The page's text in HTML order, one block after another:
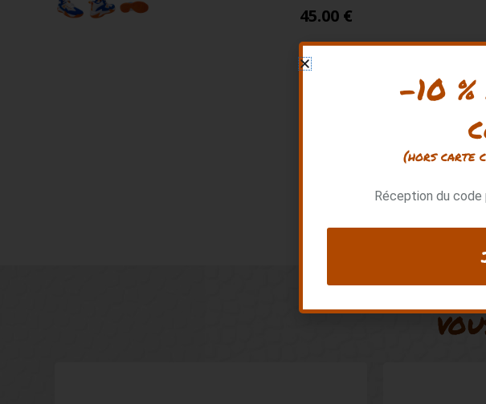
45.00 €
-10
(hors carte
Réception du code